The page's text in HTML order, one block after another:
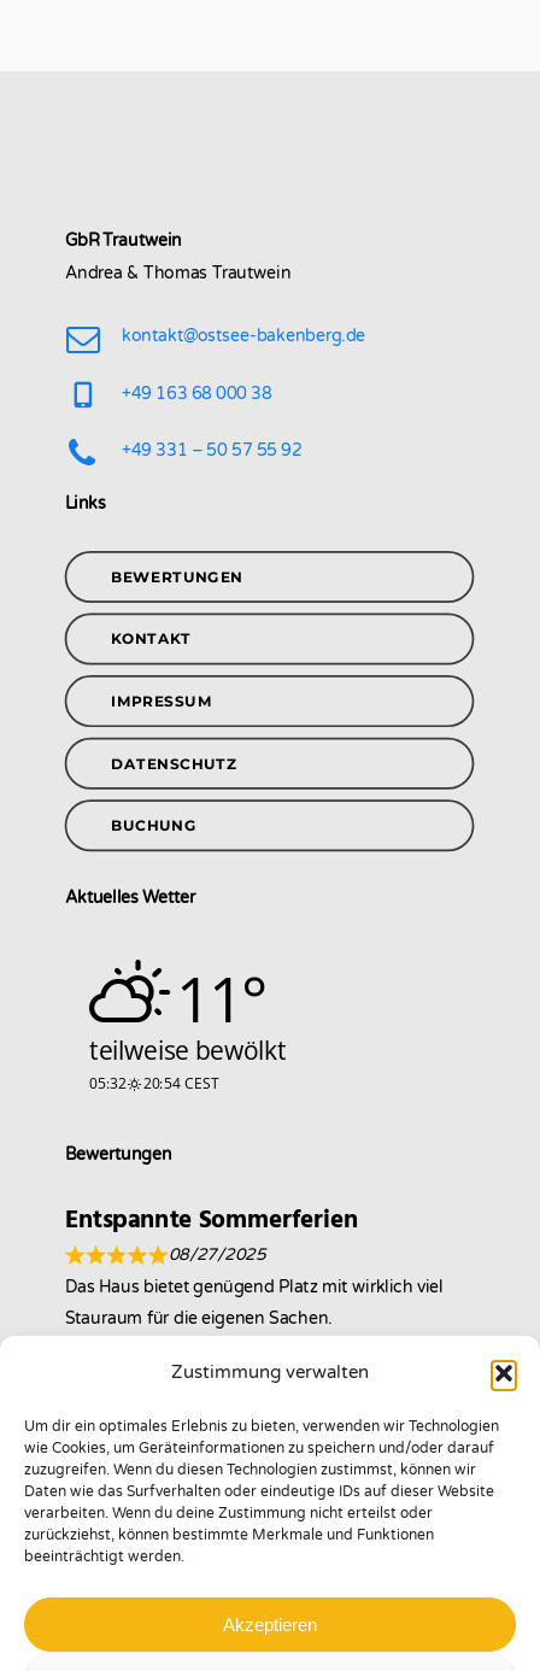
Zustimmung verwalten
Um dir ein optimales Erlebnis zu bieten, verwenden wir Technologien
wie Cookies, um Geräteinformationen zu speichern und/oder darauf
zuzugreifen. Wenn du diesen Technologien zustimmst, können wir
Daten wie das Surfverhalten oder eindeutige IDs auf dieser Website
verarbeiten. Wenn du deine Zustimmung nicht erteilst oder
zurückziehst, können bestimmte Merkmale und Funktionen
beeinträchtigt werden.
Akzeptieren
GbR Trautwein
Andrea & Thomas Trautwein
kontakt@ostsee-bakenberg.de
+49 163 68 000 38
+49 331 – 50 57 55 92
Links
BEWERTUNGEN
KONTAKT
IMPRESSUM
DATENSCHUTZ
BUCHUNG
Aktuelles Wetter
11°
teilweise bewölkt
05:32 20:54 CEST
Bewertungen
Entspannte Sommerferien
08/27/2025
Das Haus bietet genügend Platz mit wirklich viel
Stauraum für die eigenen Sachen.
Auch im Bad gab es endlich mal genügend
Es war ausreichend Geschirr und Besteck in der
Küche vorhanden. Alles war fürsorglich beschriftet,
damit man sich schnell zurecht findet. Auch für
Kleinkinder gab es extra Zubehör.
Maritim dekoriert fühlt man sich
Mehr anzeigen
Isabelle